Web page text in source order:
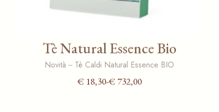
Tè Natural Essence Bio
Novità Tè Caldi Natural Essence BIO
€ 18,30-€ 732,00
Fascia